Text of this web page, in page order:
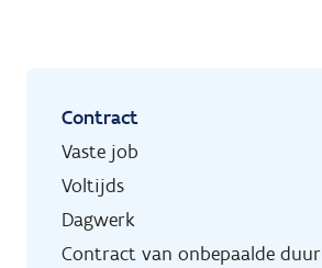
Contract
Vaste job
Voltijds
Dagwerk
Contract van onbepaalde duur